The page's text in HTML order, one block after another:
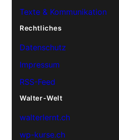
Texte & Kommunikation
Rechtliches
Datenschutz
Impressum
RSS-Feed
Walter-Welt
walterlernt.ch
wp-kurse.ch